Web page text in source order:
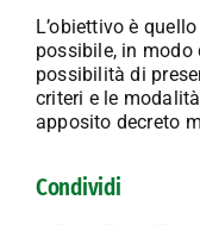
L’obiettivo è
possibile, in modo
possibilità di
criteri e le
apposito decreto
Condividi